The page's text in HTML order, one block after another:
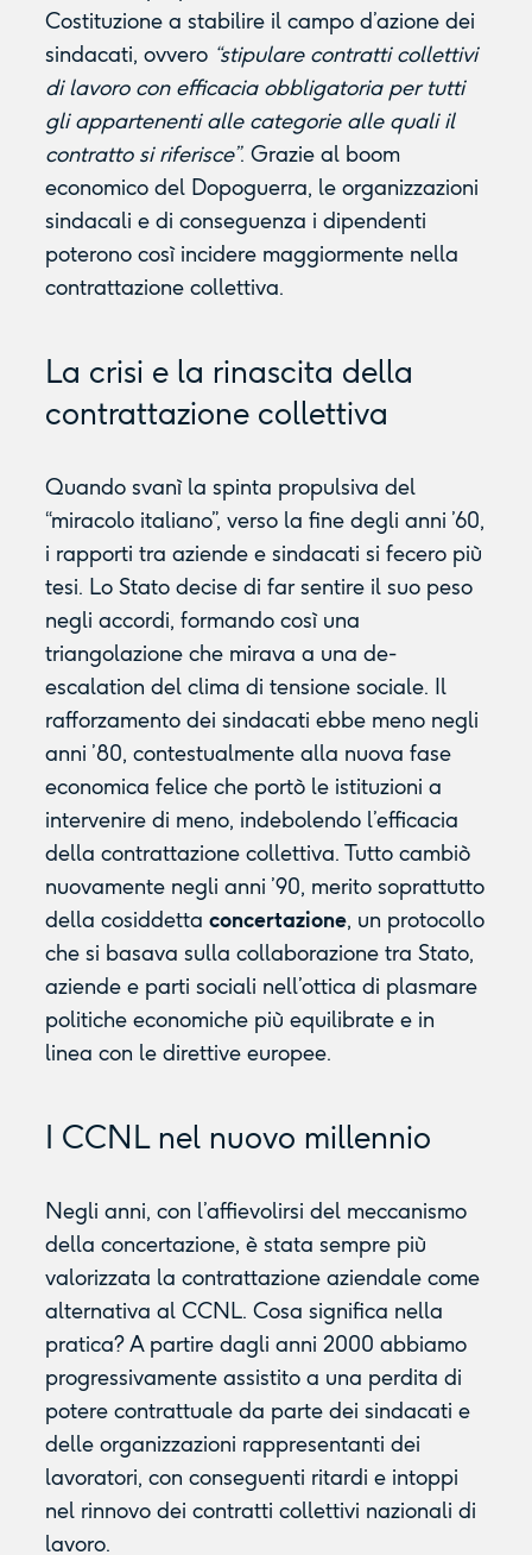
Costituzione a stabilire il campo d’azione dei
sindacati, ovvero “stipulare contratti collettivi
di lavoro con efficacia obbligatoria per tutti
gli appartenenti alle categorie alle quali il
contratto si riferisce”. Grazie al boom
economico del Dopoguerra, le organizzazioni
sindacali e di conseguenza i dipendenti
poterono così incidere maggiormente nella
contrattazione collettiva.
La crisi e la rinascita della
contrattazione collettiva
Quando svanì la spinta propulsiva del
“miracolo italiano”, verso la fine degli anni ’60,
i rapporti tra aziende e sindacati si fecero più
tesi. Lo Stato decise di far sentire il suo peso
negli accordi, formando così una
triangolazione che mirava a una de-
escalation del clima di tensione sociale. Il
rafforzamento dei sindacati ebbe meno negli
anni ’80, contestualmente alla nuova fase
economica felice che portò le istituzioni a
intervenire di meno, indebolendo l’efficacia
della contrattazione collettiva. Tutto cambiò
nuovamente negli anni ’90, merito soprattutto
della cosiddetta concertazione, un protocollo
che si basava sulla collaborazione tra Stato,
aziende e parti sociali nell’ottica di plasmare
politiche economiche più equilibrate e in
linea con le direttive europee.
I CCNL nel nuovo millennio
Negli anni, con l’affievolirsi del meccanismo
della concertazione, è stata sempre più
valorizzata la contrattazione aziendale come
alternativa al CCNL. Cosa significa nella
pratica? A partire dagli anni 2000 abbiamo
progressivamente assistito a una perdita di
potere contrattuale da parte dei sindacati e
delle organizzazioni rappresentanti dei
lavoratori, con conseguenti ritardi e intoppi
nel rinnovo dei contratti collettivi nazionali di
lavoro.